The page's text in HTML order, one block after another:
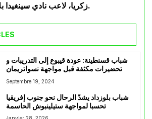
زكريا، لاعب نادي سينغيدا بلاك ستارز التنزاني.
شباب قسنطينة: عودة قيبوع إلى التدريبات و
تحضيرات مكثفة قبل مواجهة نسواتريمان
Septembre 19, 2024
شباب بلوزداد يشدّ الرحال نحو جنوب إفريقيا
تحسبا لمواجهة ستيلينبوش الحاسمة